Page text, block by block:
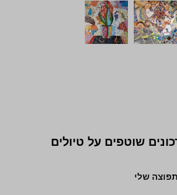
שוטפים על טיולים
שלי